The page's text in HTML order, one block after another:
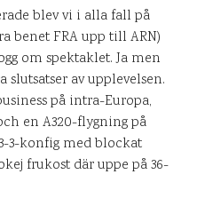
blev vi i alla fall på
benet FRA upp till ARN)
om spektaklet. Ja men
av upplevelsen.
på intra-Europa,
en A320-flygning på
3-konfig med blockat
frukost där uppe på 36-